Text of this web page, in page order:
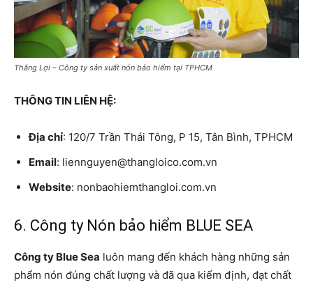
Thắng Lợi – Công ty sản xuất nón bảo hiểm tại TPHCM
THÔNG TIN LIÊN HỆ:
Địa chỉ: 120/7 Trần Thái Tông, P 15, Tân Bình, TPHCM
Email: liennguyen@thangloico.com.vn
Website: nonbaohiemthangloi.com.vn
6. Công ty Nón bảo hiểm BLUE SEA
Công ty Blue Sea luôn mang đến khách hàng những sản
phẩm nón đúng chất lượng và đã qua kiểm định, đạt chất